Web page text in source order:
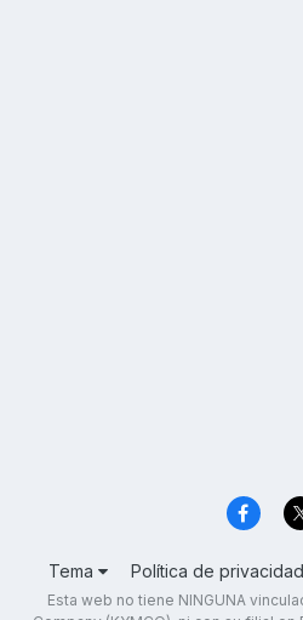
Tema Política de privacidad
Esta web no tiene NINGUNA